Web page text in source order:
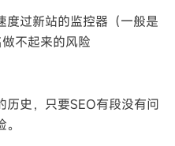
度过新站的监控器（一般是
不起来的风险
历史，只要SEO有段没有问